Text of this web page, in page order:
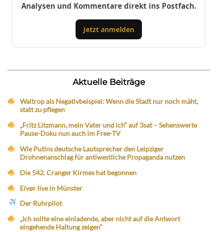
Analysen und Kommentare direkt ins Postfach.
Jetzt anmelden
Aktuelle Beiträge
Waltrop als Negativbeispiel: Wenn die Stadt nur noch mäht,
statt zu pflegen
„Fritz Litzmann, mein Vater und ich“ auf 3sat – Sehenswerte
Pause-Doku nun auch im Free-TV
Wie Putins deutsche Lautsprecher den Leipziger
Drohnenanschlag für antiwestliche Propaganda nutzen
Die 542. Cranger Kirmes hat begonnen
Eivør live in Münster
Der Ruhrpilot
„Ich sollte eine einladende, aber nicht auf die Antwort
eingehende Haltung zeigen“